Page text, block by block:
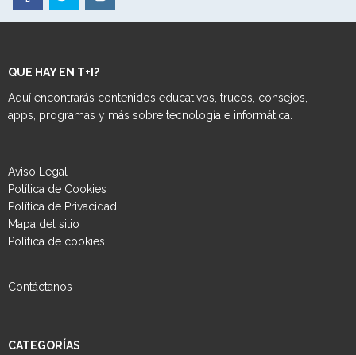
QUE HAY EN T+I?
Aquí encontrarás contenidos educativos, trucos, consejos,
apps, programas y más sobre tecnología e informática.
Aviso Legal
Política de Cookies
Política de Privacidad
Mapa del sitio
Política de cookies
Contáctanos
CATEGORÍAS